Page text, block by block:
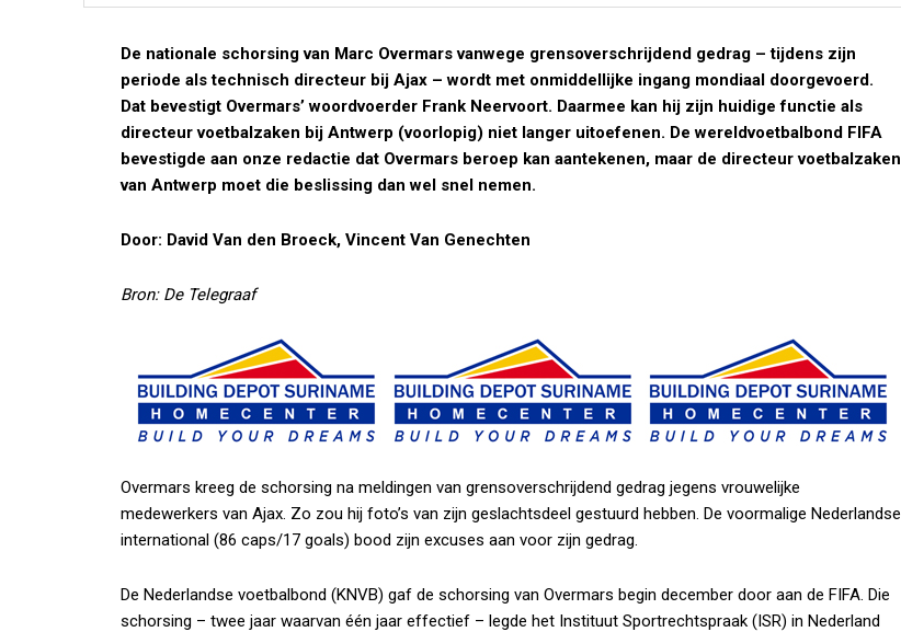
De nationale schorsing van Marc Overmars vanwege grensoverschrijdend gedrag – tijdens zijn
periode als technisch directeur bij Ajax – wordt met onmiddellijke ingang mondiaal doorgevoerd.
Dat bevestigt Overmars’ woordvoerder Frank Neervoort. Daarmee kan hij zijn huidige functie als
directeur voetbalzaken bij Antwerp (voorlopig) niet langer uitoefenen. De wereldvoetbalbond FIFA
bevestigde aan onze redactie dat Overmars beroep kan aantekenen, maar de directeur voetbalzaken
van Antwerp moet die beslissing dan wel snel nemen.
Door: David Van den Broeck, Vincent Van Genechten
Bron: De Telegraaf
Overmars kreeg de schorsing na meldingen van grensoverschrijdend gedrag jegens vrouwelijke
medewerkers van Ajax. Zo zou hij foto’s van zijn geslachtsdeel gestuurd hebben. De voormalige Nederlandse
international (86 caps/17 goals) bood zijn excuses aan voor zijn gedrag.
De Nederlandse voetbalbond (KNVB) gaf de schorsing van Overmars begin december door aan de FIFA. Die
schorsing – twee jaar waarvan één jaar effectief – legde het Instituut Sportrechtspraak (ISR) in Nederland